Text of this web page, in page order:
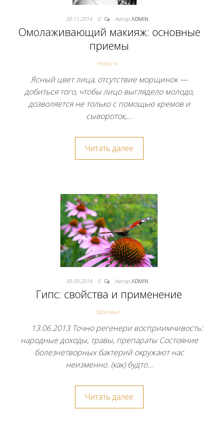
20.11.2014 0 Автор ADMIN
Омолаживающий макияж: основные
приемы
Новости
Ясный цвет лица, отсутствие морщинок —
добиться того, чтобы лицо выглядело молодо,
дозволяется не только с помощью кремов и
сывороток,…
Читать далее
30.09.2014 0 Автор ADMIN
Гипс: свойства и применение
Здоровье
13.06.2013 Точно регенери восприимчивость:
народные доходы, травы, препараты Состояние
болезнетворных бактерий окружают нас
неизменно. (как) будто…
Читать далее